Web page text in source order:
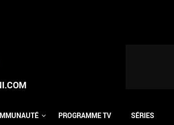
PROGRAMME TV SÉRIES